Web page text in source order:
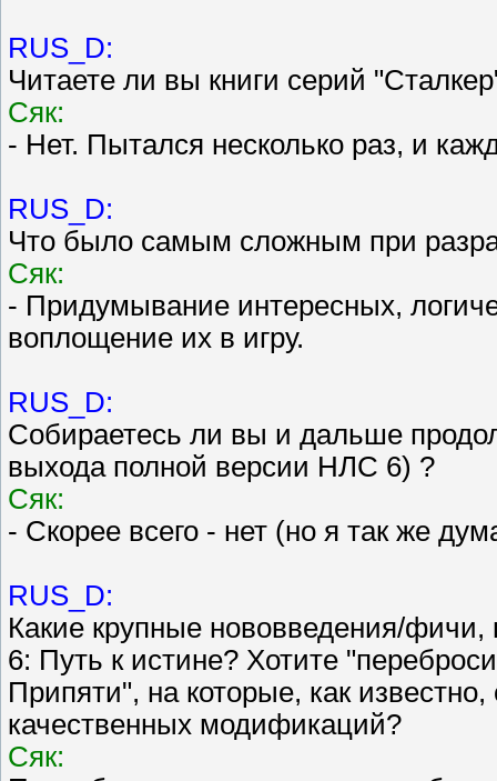
RUS_D:
Читаете ли вы книги серий
Сяк:
- Нет. Пытался несколько раз, и
RUS_D:
Что было самым сложным при
Сяк:
- Придумывание интересных,
воплощение их в игру.
RUS_D:
Собираетесь ли вы и дальше
выхода полной версии НЛС 6) ?
Сяк:
- Скорее всего - нет (но я так же
RUS_D:
Какие крупные нововведения/
6: Путь к истине? Хотите
Припяти", на которые, как
качественных модификаций?
Сяк: